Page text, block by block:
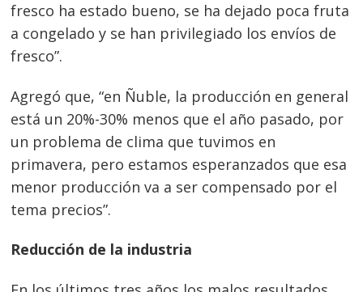
fresco ha estado bueno, se ha dejado poca fruta
a congelado y se han privilegiado los envíos de
fresco”.
Agregó que, “en Ñuble, la producción en general
está un 20%-30% menos que el año pasado, por
un problema de clima que tuvimos en
primavera, pero estamos esperanzados que esa
menor producción va a ser compensado por el
tema precios”.
Reducción de la industria